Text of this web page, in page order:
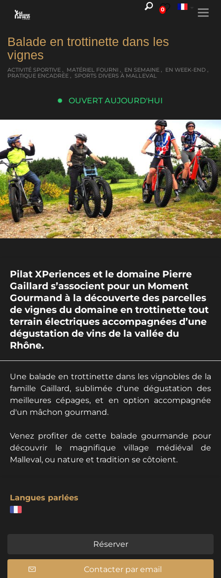
0
Balade en trottinette dans les
vignes
ACTIVITÉ SPORTIVE , MATÉRIEL FOURNI , EN SEMAINE , EN WEEK-END ,
PRATIQUE ENCADRÉE , SPORTS DIVERS À MALLEVAL
OUVERT AUJOURD'HUI
Pilat XPeriences et le domaine Pierre
Gaillard s’associent pour un Moment
Gourmand à la découverte des parcelles
de vignes du domaine en trottinette tout
terrain électriques accompagnées d’une
dégustation de vins de la vallée du
Rhône.
Une balade en trottinette dans les vignobles de la
famille Gaillard, sublimée d'une dégustation des
meilleures cépages, et en option accompagnée
d'un mâchon gourmand.
Venez profiter de cette balade gourmande pour
découvrir le magnifique village médiéval de
Malleval, ou nature et tradition se côtoient.
Langues parlées
Réserver
Contacter par email